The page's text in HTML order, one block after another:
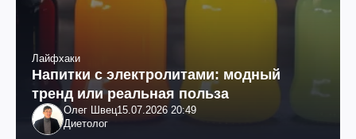
Лайфхаки
Напитки с электролитами: модный
тренд или реальная польза
Олег Швец15.07.2026 20:49
Диетолог